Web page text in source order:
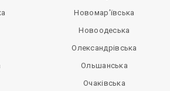
Новомар’ївська
Новоодеська
Олександрівська
Ольшанська
Очаківська